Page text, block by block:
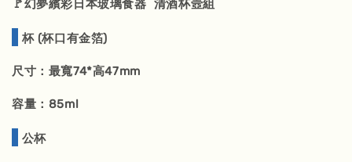
🚩幻夢繽彩日本玻璃食器 清酒杯壼組
杯 (杯口有金箔)
尺寸：最寬74*高47mm
容量：85ml
公杯